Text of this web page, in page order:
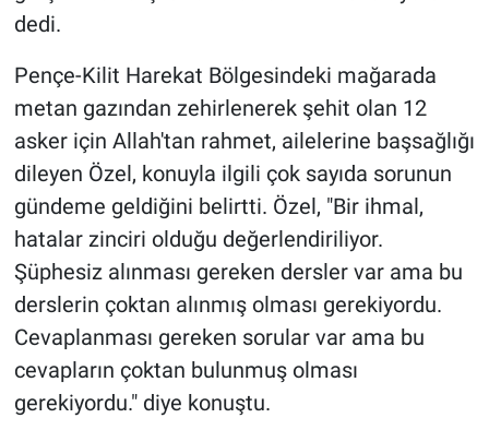
dedi.
Pençe-Kilit Harekat Bölgesindeki mağarada
metan gazından zehirlenerek şehit olan 12
asker için Allah'tan rahmet, ailelerine başsağlığı
dileyen Özel, konuyla ilgili çok sayıda sorunun
gündeme geldiğini belirtti. Özel, "Bir ihmal,
hatalar zinciri olduğu değerlendiriliyor.
Şüphesiz alınması gereken dersler var ama bu
derslerin çoktan alınmış olması gerekiyordu.
Cevaplanması gereken sorular var ama bu
cevapların çoktan bulunmuş olması
gerekiyordu." diye konuştu.